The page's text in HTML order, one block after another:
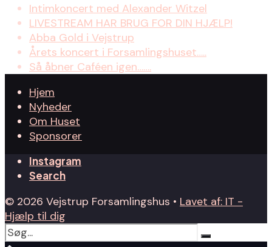
Intimkoncert med Alexander Witzel
LIVESTREAM HAR BRUG FOR DIN HJÆLP!
Abba Gold i Vejstrup
Årets koncert i Forsamlingshuset…..
Så åbner Caféen igen…….
Hjem
Nyheder
Om Huset
Sponsorer
Instagram
Search
© 2026 Vejstrup Forsamlingshus • Lavet af: IT -
Hjælp til dig